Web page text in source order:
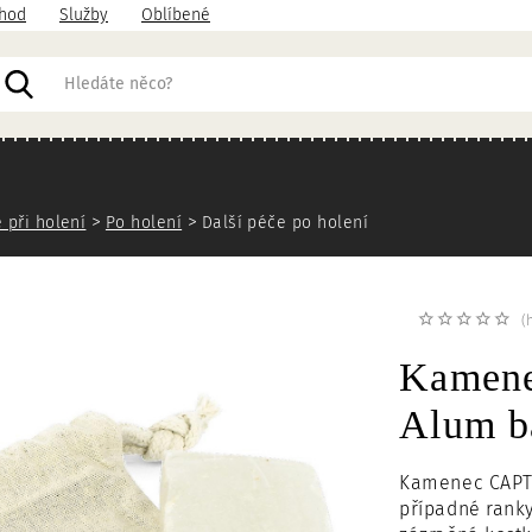
Služby Oblíbené
při holení Po holení Další péče po holení
Alum
Kamenec
případné